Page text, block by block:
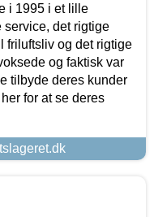
i 1995 i et lille
service, det rigtige
friluftsliv og det rigtige
og faktisk var
tilbyde deres kunder
for at se deres